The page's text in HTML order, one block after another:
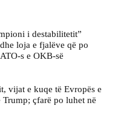
i destabilitetit”
loja e fjalëve që po
s e OKB-së
vijat e kuqe të Evropës e
Trump; çfarë po luhet në